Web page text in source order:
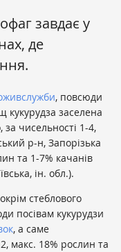
завдає у
де
, повсюди
кукурудза заселена
за чисельності 1-4,
р-н, Запорізька
та 1-7% качанів
ін. обл.).
стеблового
посівам кукурудзи
, а саме
макс. 18% рослин та